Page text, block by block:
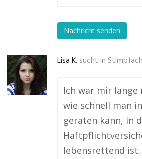
Nachricht senden
Lisa K. sucht in Stimpfach
Ich war mir
wie schnell man
geraten kann, in
lebensrettend